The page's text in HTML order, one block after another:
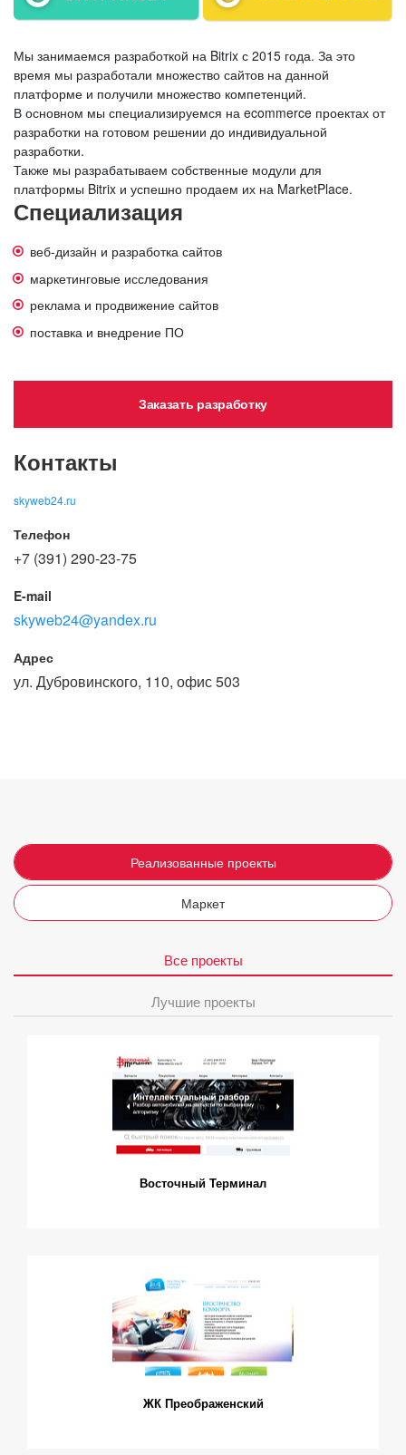
Мы занимаемся разработкой на Bitrix с 2015 года. За это
время мы разработали множество сайтов на данной
платформе и получили множество компетенций.
В основном мы специализируемся на ecommerce проектах от
разработки на готовом решении до индивидуальной
разработки.
Также мы разрабатываем собственные модули для
платформы Bitrix и успешно продаем их на MarketPlace.
Специализация
веб-дизайн и разработка сайтов
маркетинговые исследования
реклама и продвижение сайтов
поставка и внедрение ПО
Заказать разработку
Контакты
skyweb24.ru
Телефон
+7 (391) 290-23-75
E-mail
skyweb24@yandex.ru
Адрес
ул. Дубровинского, 110, офис 503
Реализованные проекты
Маркет
Все проекты
Лучшие проекты
Восточный Терминал
ЖК Преображенский